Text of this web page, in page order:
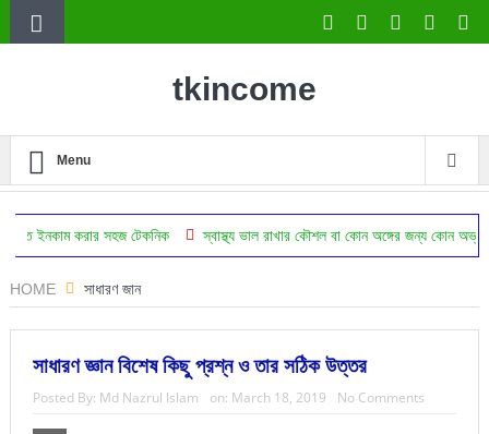
tkincome
Menu
সহজ টেকনিক স্বাস্থ্য ভাল রাখার কৌশল বা কোন অঙ্গের জন্য কোন অভ্যাস উপকারি
HOME সাধারণ জান
সাধারণ জ্ঞান বিশেষ কিছু প্রশ্ন ও তার সঠিক উত্তর
Posted By: Md Nazrul Islam on: March 18, 2019 No Comments